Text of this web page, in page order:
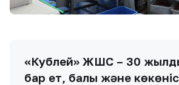
«Кублей» ЖШС – 30
бар ет, балық және көкөніс